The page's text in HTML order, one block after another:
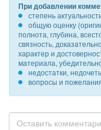
При добавлении
степень
общую оценку
полнота, глубина,
связность,
характер и
материала,
недостатки,
вопросы и